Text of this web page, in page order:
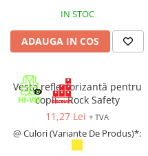
PROTECȚIA MÂINILOR
Mănuși de protecție
Protecție tăiere
Protecție chimică si biologică
Protecție sudură
Protecție termică (căldură)
Protecție termică (frig)
IN STOC
ADAUGA IN COS
Vesta reflectorizantă pentru
copii – Rock Safety
11,27 Lei + TVA
@ Culori (Variante De Produs)*: